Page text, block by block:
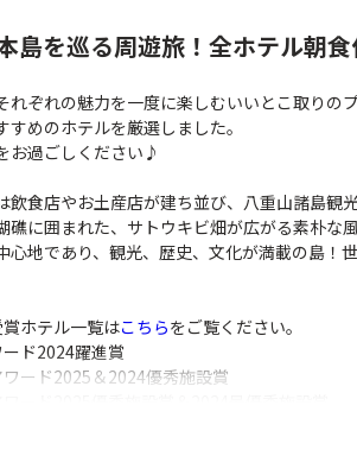
を巡る周遊旅！全ホテル朝食
れぞれの魅力を一度に楽しむいいとこ取りの
めのホテルを厳選しました。
お過ごしください♪
飲食店やお土産店が建ち並び、八重山諸島観
礁に囲まれた、サトウキビ畑が広がる素朴な
心地であり、観光、歴史、文化が満載の島
ホテル一覧はこちらをご覧ください。
ード2024躍進賞
ード2025＆2024優秀施設賞